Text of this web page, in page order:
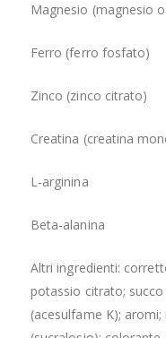
Magnesio (magnesio
Ferro (ferro fosfato)
Zinco (zinco citrato)
Creatina (creatina
L-arginina
Beta-alanina
Altri ingredienti:
potassio citrato;
(acesulfame K);